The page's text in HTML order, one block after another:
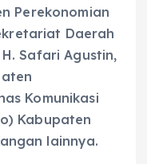
Perekonomian
Daerah
Safari Agustin,
Komunikasi
Kabupaten
lainnya.